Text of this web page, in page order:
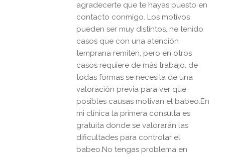
agradecerte que te hayas puesto en
contacto conmigo. Los motivos
pueden ser muy distintos, he tenido
casos que con una atención
temprana remiten, pero en otros
casos requiere de más trabajo, de
todas formas se necesita de una
valoración previa para ver que
posibles causas motivan el babeo.En
mi clínica la primera consulta es
gratuita donde se valorarán las
dificultades para controlar el
babeo.No tengas problema en